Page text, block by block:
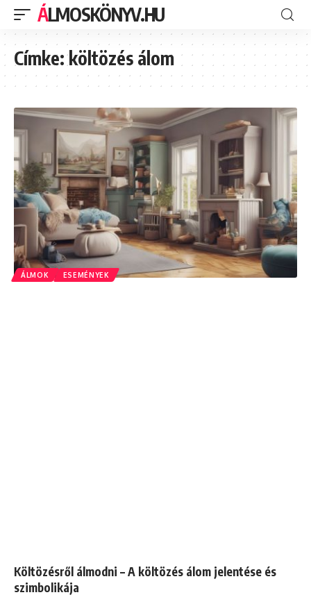
ÁLMOSKÖNYV.HU
Címke:költözés álom
ÁLMOK ESEMÉNYEK
Költözésről álmodni – A költözés álom jelentése és
szimbolikája